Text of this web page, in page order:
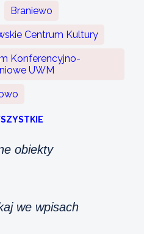
Braniewo
Centrum Kultury
Konferencyjno-
UWM
obiekty
we wpisach